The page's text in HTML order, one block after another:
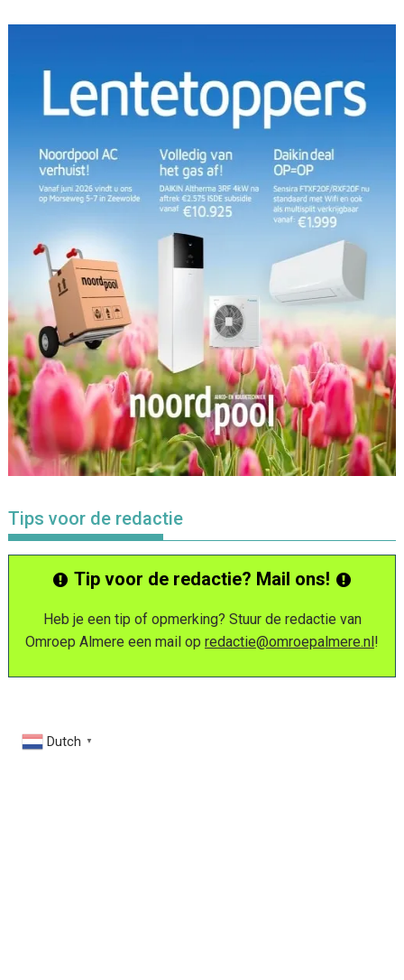
Tips voor de redactie
Tip voor de redactie? Mail ons!
Heb je een tip of opmerking? Stuur de redactie van
Omroep Almere een mail op redactie@omroepalmere.nl!
Dutch ▼